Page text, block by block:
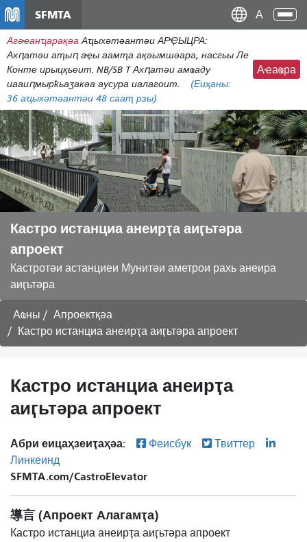
主
內
容
SFMTA
Агәҽанҵарақәа Аҵыхәтәантәи АРҾЫЦРА:
Ахԥатәи аҭыԥ аҿы аамҭа ақәымшәара, насгьы Ле
Конте ирыцқьеит. NB/SB T Ахԥатәи амҩаду
иааиԥмырҟьаӡакәа аусура иалагоит.
(Еиҳаны:
36 аҵыхәтәантәи 48 сааҭ рзы)
Аҽаҩра
Кастро истанциа анеирҭа аиӷьтәра
апроект
Кастротәи астанциеи Мунитәи аметрои рахь анеира
аиӷьтәра
Аҩны
Апроектқәа
Кастро истанциа анеирҭа аиӷьтәра апроект
Кастро истанциа анеирҭа
аиӷьтәра апроект
Абри еицаҳзеиҭаҳәа: Феисбук
Твиттер
Линкеинд
SFMTA.com/CastroElevator
導言 (Апроект Алагамҭа)
Кастро истанциа анеирҭа аиӷьтәра апроект